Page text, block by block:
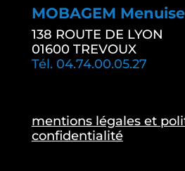
MOBAGEM
138 ROUTE DE LYON
01600 TREVOUX
Tél. 04.74.00.05.27
mentions légales et
confidentialité